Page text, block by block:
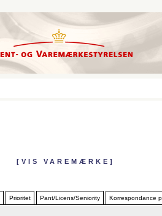
[VIS VAREMÆRKE]
Prioritet Pant/Licens/Seniority Korrespondance